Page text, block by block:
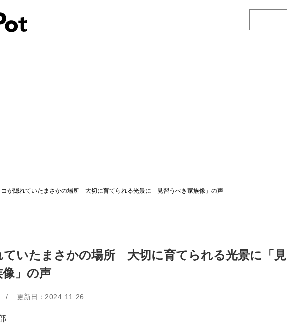
コが隠れていたまさかの場所 大切に育てられる光景に「見習うべき家族像」の声
ていたまさかの場所 大切に育てられる光景に「見
」の声
/ 更新日： 2024.11.26